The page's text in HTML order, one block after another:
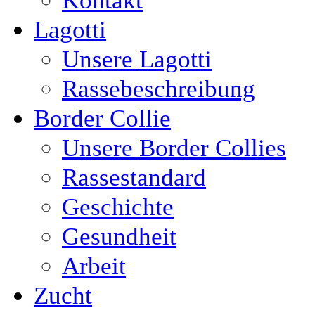
Lagotti
Unsere Lagotti
Rassebeschreibung
Border Collie
Unsere Border Collies
Rassestandard
Geschichte
Gesundheit
Arbeit
Zucht